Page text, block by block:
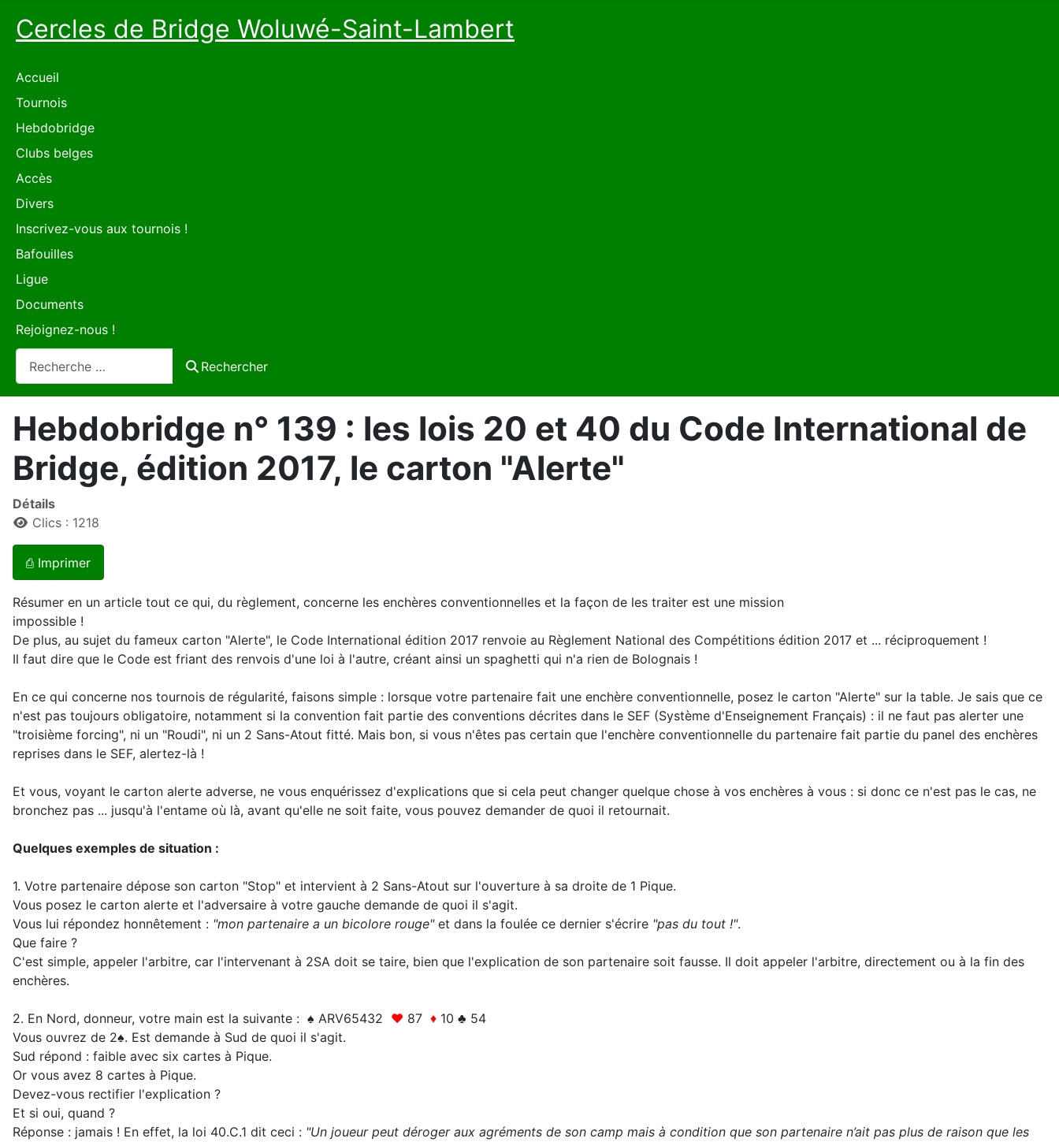
Cercles de Bridge Woluwé-Saint-Lambert
Accueil
Tournois
Hebdobridge
Clubs belges
Accès
Divers
Inscrivez-vous aux tournois !
Bafouilles
Ligue
Documents
Rejoignez-nous !
Rechercher
Hebdobridge n° 139 : les lois 20 et 40 du Code International de
Bridge, édition 2017, le carton "Alerte"
Détails
Clics : 1218
⎙ Imprimer
Résumer en un article tout ce qui, du règlement, concerne les enchères conventionnelles et la façon de les traiter est une mission
impossible !
De plus, au sujet du fameux carton "Alerte", le Code International édition 2017 renvoie au Règlement National des Compétitions édition 2017 et ... réciproquement !
Il faut dire que le Code est friant des renvois d'une loi à l'autre, créant ainsi un spaghetti qui n'a rien de Bolognais !
En ce qui concerne nos tournois de régularité, faisons simple : lorsque votre partenaire fait une enchère conventionnelle, posez le carton "Alerte" sur la table. Je sais que ce
n'est pas toujours obligatoire, notamment si la convention fait partie des conventions décrites dans le SEF (Système d'Enseignement Français) : il ne faut pas alerter une
"troisième forcing", ni un "Roudi", ni un 2 Sans-Atout fitté. Mais bon, si vous n'êtes pas certain que l'enchère conventionnelle du partenaire fait partie du panel des enchères
reprises dans le SEF, alertez-là !
Et vous, voyant le carton alerte adverse, ne vous enquérissez d'explications que si cela peut changer quelque chose à vos enchères à vous : si donc ce n'est pas le cas, ne
bronchez pas ... jusqu'à l'entame où là, avant qu'elle ne soit faite, vous pouvez demander de quoi il retournait.
Quelques exemples de situation :
1. Votre partenaire dépose son carton "Stop" et intervient à 2 Sans-Atout sur l'ouverture à sa droite de 1 Pique.
Vous posez le carton alerte et l'adversaire à votre gauche demande de quoi il s'agit.
Vous lui répondez honnêtement : "mon partenaire a un bicolore rouge" et dans la foulée ce dernier s'écrire "pas du tout !".
Que faire ?
C'est simple, appeler l'arbitre, car l'intervenant à 2SA doit se taire, bien que l'explication de son partenaire soit fausse. Il doit appeler l'arbitre, directement ou à la fin des
enchères.
2. En Nord, donneur, votre main est la suivante : ♠ ARV65432 ♥ 87 ♦ 10 ♣ 54
Vous ouvrez de 2♠. Est demande à Sud de quoi il s'agit.
Sud répond : faible avec six cartes à Pique.
Or vous avez 8 cartes à Pique.
Devez-vous rectifier l'explication ?
Et si oui, quand ?
Réponse : jamais ! En effet, la loi 40.C.1 dit ceci : "Un joueur peut déroger aux agréments de son camp mais à condition que son partenaire n’ait pas plus de raison que les